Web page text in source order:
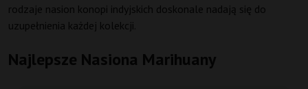
rodzaje nasion konopi indyjskich doskonale nadają się do
uzupełnienia każdej kolekcji.
Najlepsze Nasiona Marihuany